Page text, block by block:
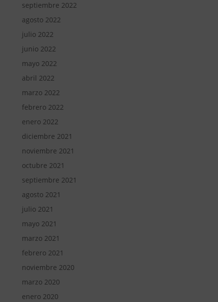
septiembre 2022
agosto 2022
julio 2022
junio 2022
mayo 2022
abril 2022
marzo 2022
febrero 2022
enero 2022
diciembre 2021
noviembre 2021
octubre 2021
septiembre 2021
agosto 2021
julio 2021
mayo 2021
marzo 2021
febrero 2021
noviembre 2020
marzo 2020
enero 2020